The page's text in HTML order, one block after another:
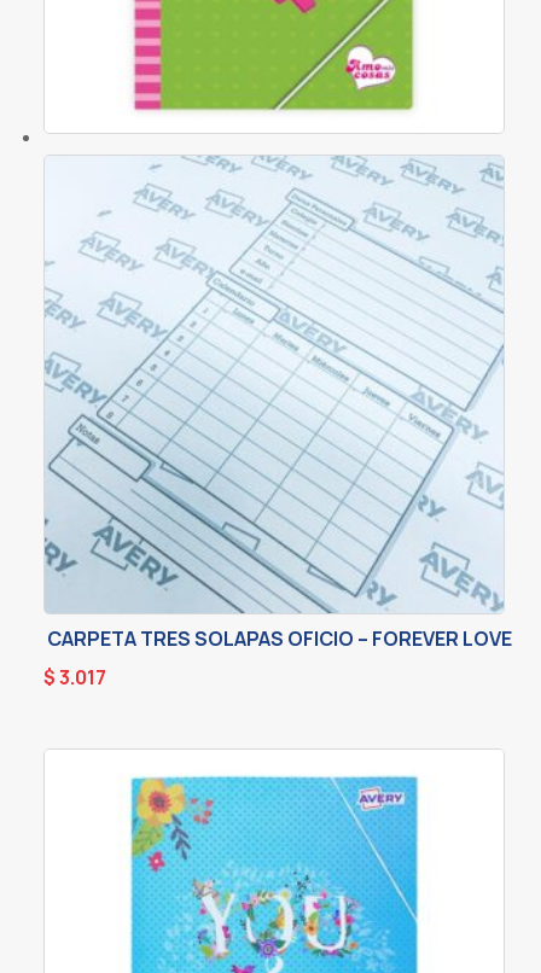
CARPETA TRES SOLAPAS OFICIO – FOREVER LOVE
$3.017